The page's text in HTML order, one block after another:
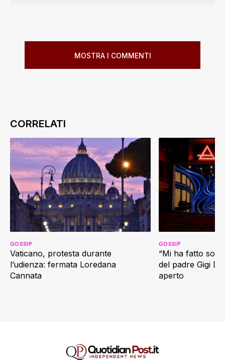
MOSTRA I COMMENTI
Vaticano, protesta durante
l’udienza: fermata Loredana
Cannata
GOSSIP
“Mi ha fatto
del padre Gigi
aperto
GOSSIP